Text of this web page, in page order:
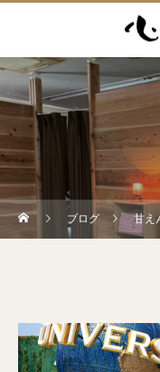
ブログ 甘え